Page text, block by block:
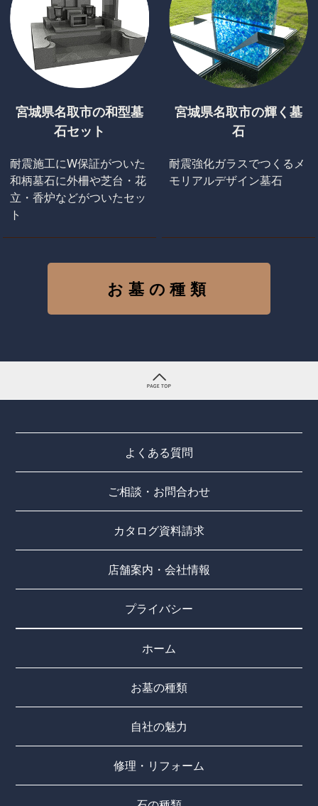
宮城県名取市の和型墓
石セット
耐震施工にW保証がついた
和柄墓石に外柵や芝台・花
立・香炉などがついたセッ
ト
宮城県名取市の輝く墓
石
耐震強化ガラスでつくるメ
モリアルデザイン墓石
お墓の種類
よくある質問
ご相談・お問合わせ
カタログ資料請求
店舗案内・会社情報
プライバシー
ホーム
お墓の種類
自社の魅力
修理・リフォーム